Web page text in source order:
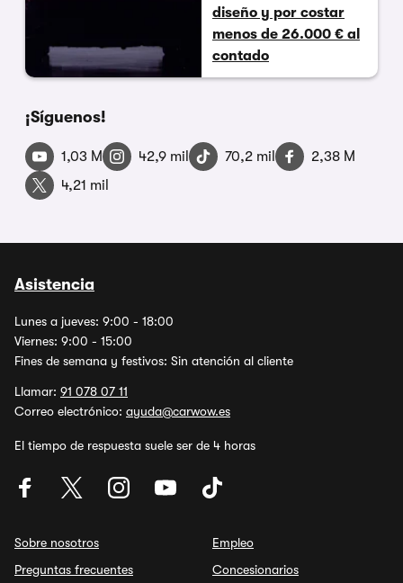
diseño y por costar
menos de 26.000 € al
contado
¡Síguenos!
1,03 M 42,9 mil 70,2 mil
2,38 M
4,21 mil
Asistencia
Lunes a jueves: 9:00 - 18:00
Viernes: 9:00 - 15:00
Fines de semana y festivos: Sin atención al cliente
Llamar: 91 078 07 11
Correo electrónico: ayuda@carwow.es
El tiempo de respuesta suele ser de 4 horas
Sobre nosotros
Preguntas frecuentes
Empleo
Concesionarios